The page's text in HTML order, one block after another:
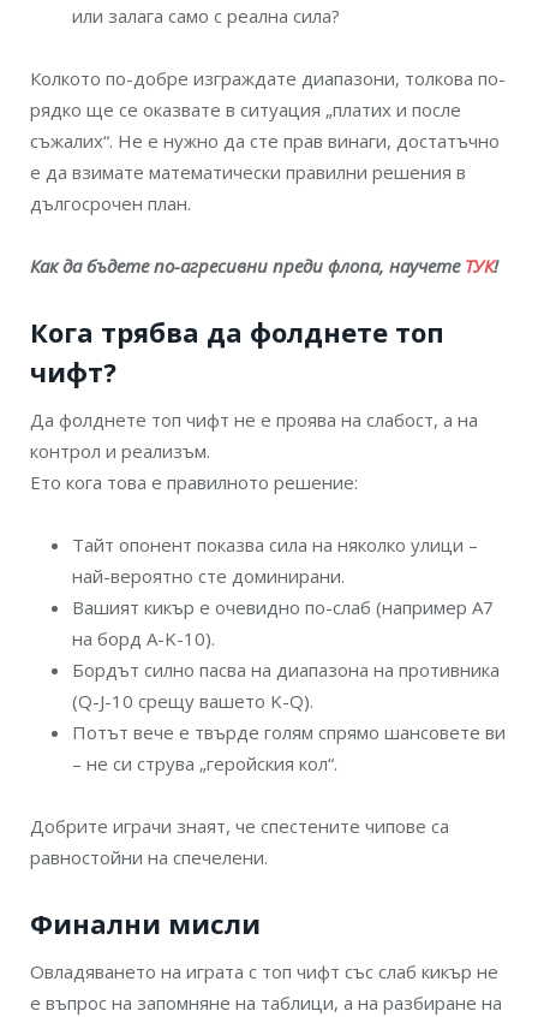
или залага само с реална сила?
Колкото по-добре изграждате диапазони, толкова по-
рядко ще се оказвате в ситуация „платих и после
съжалих“. Не е нужно да сте прав винаги, достатъчно
е да взимате математически правилни решения в
дългосрочен план.
Как да бъдете по-агресивни преди флопа, научете ТУК!
Кога трябва да фолднете топ
чифт?
Да фолднете топ чифт не е проява на слабост, а на
контрол и реализъм.
Ето кога това е правилното решение:
Тайт опонент показва сила на няколко улици –
най-вероятно сте доминирани.
Вашият кикър е очевидно по-слаб (например A7
на борд A-K-10).
Бордът силно пасва на диапазона на противника
(Q-J-10 срещу вашето K-Q).
Потът вече е твърде голям спрямо шансовете ви
– не си струва „геройския кол“.
Добрите играчи знаят, че спестените чипове са
равностойни на спечелени.
Финални мисли
Овладяването на играта с топ чифт със слаб кикър не
е въпрос на запомняне на таблици, а на разбиране на